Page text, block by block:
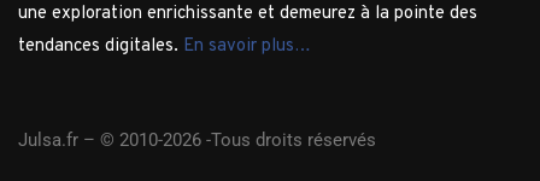
une exploration enrichissante et demeurez à la pointe des
tendances digitales. En savoir plus…
Julsa.fr – © 2010-2026 -Tous droits réservés